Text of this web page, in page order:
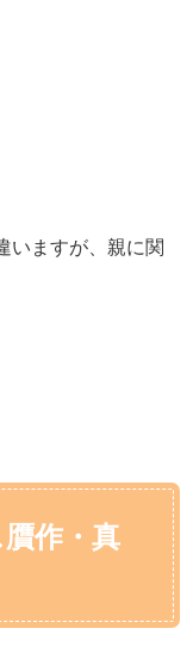
いますが、親に関
作・真